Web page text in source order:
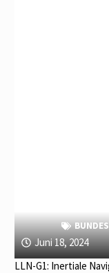
Juni 18, 2024
LLN-G1: Inertiale